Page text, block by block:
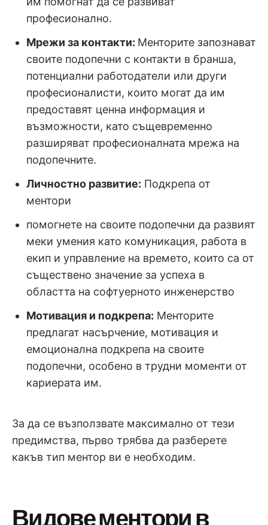
професионално.
Мрежи за контакти: Менторите запознават
своите подопечни с контакти в бранша,
потенциални работодатели или други
професионалисти, които могат да им
предоставят ценна информация и
възможности, като същевременно
разширяват професионалната мрежа на
подопечните.
Личностно развитие: Подкрепа от
ментори
помогнете на своите подопечни да развият
меки умения като комуникация, работа в
екип и управление на времето, които са от
съществено значение за успеха в
областта на софтуерното инженерство
Мотивация и подкрепа: Менторите
предлагат насърчение, мотивация и
емоционална подкрепа на своите
подопечни, особено в трудни моменти от
кариерата им.
За да се възползвате максимално от тези
предимства, първо трябва да разберете
какъв тип ментор ви е необходим.
Видове ментори в